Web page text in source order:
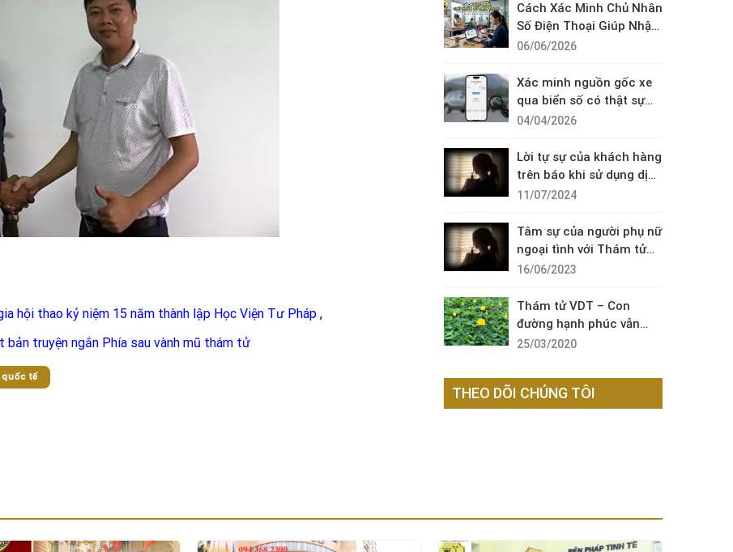
hội thao kỷ niệm 15 năm thành lập Học Viện Tư Pháp ,
bản truyện ngắn Phía sau vành mũ thám tử
tế
Cách Xác Minh Chủ Nhân
Số Điện Thoại Giúp Nhận
Diện Cuộc Gọi Đáng Ngờ
06/06/2026
Xác minh nguồn gốc xe
qua biển số có thật sự
cần thiết?
04/04/2026
Lời tự sự của khách hàng
trên báo khi sử dụng dịch
vụ thám tử sài gòn VDT
11/07/2024
Tâm sự của người phụ nữ
ngoại tình với Thám tử
VDT
16/06/2023
Thám tử VDT – Con
đường hạnh phúc vẫn
còn đó !
25/03/2020
THEO DÕI CHÚNG TÔI